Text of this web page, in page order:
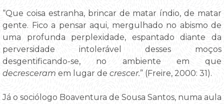
“Que coisa estranha, brincar de matar índio, de matar
gente. Fico a pensar aqui, mergulhado no abismo de
uma profunda perplexidade, espantado diante da
perversidade intolerável desses moços
desgentificando-se, no ambiente em que
decresceram em lugar de crescer.” (Freire, 2000: 31).
Já o sociólogo Boaventura de Sousa Santos, numa aula